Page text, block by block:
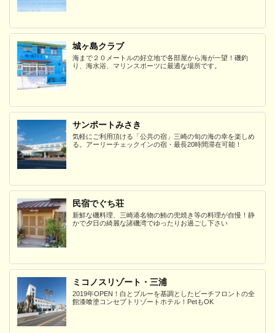
城ヶ島クラブ
海まで２０メートルの好立地で各部屋から海が一望！磯釣
り、海水浴、マリンスポーツに最適な場所です。
サンポートみさき
気軽にご利用頂ける「公共の宿」三崎の旬の海の幸を楽しめ
る。アーリーチェックインの宿・最長20時間滞在可能！
民宿でぐち荘
新鮮な磯料理、三崎港名物の鮪の兜焼き等の料理が自慢！静
かで夕日の綺麗な諸磯湾でゆったりお過ごし下さい
ミコノスリゾート・三浦
2019年OPEN！白とブルーを基調としたビーチフロントの全
館漆喰塗コンセプトリゾートホテル！PetもOK